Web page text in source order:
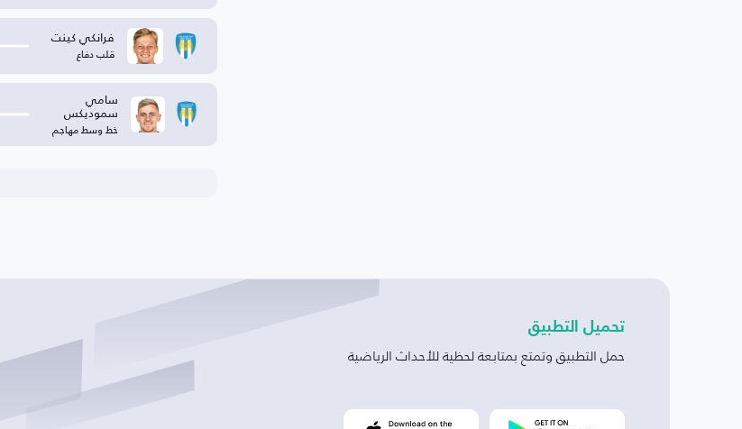
فرانكي كينت
قلب دفاع
سامي
سموديكس
خط وسط مهاجم
تحميل التطبيق
حمل التطبيق وتمتع بمتابعة لحظية للأحداث الرياضية